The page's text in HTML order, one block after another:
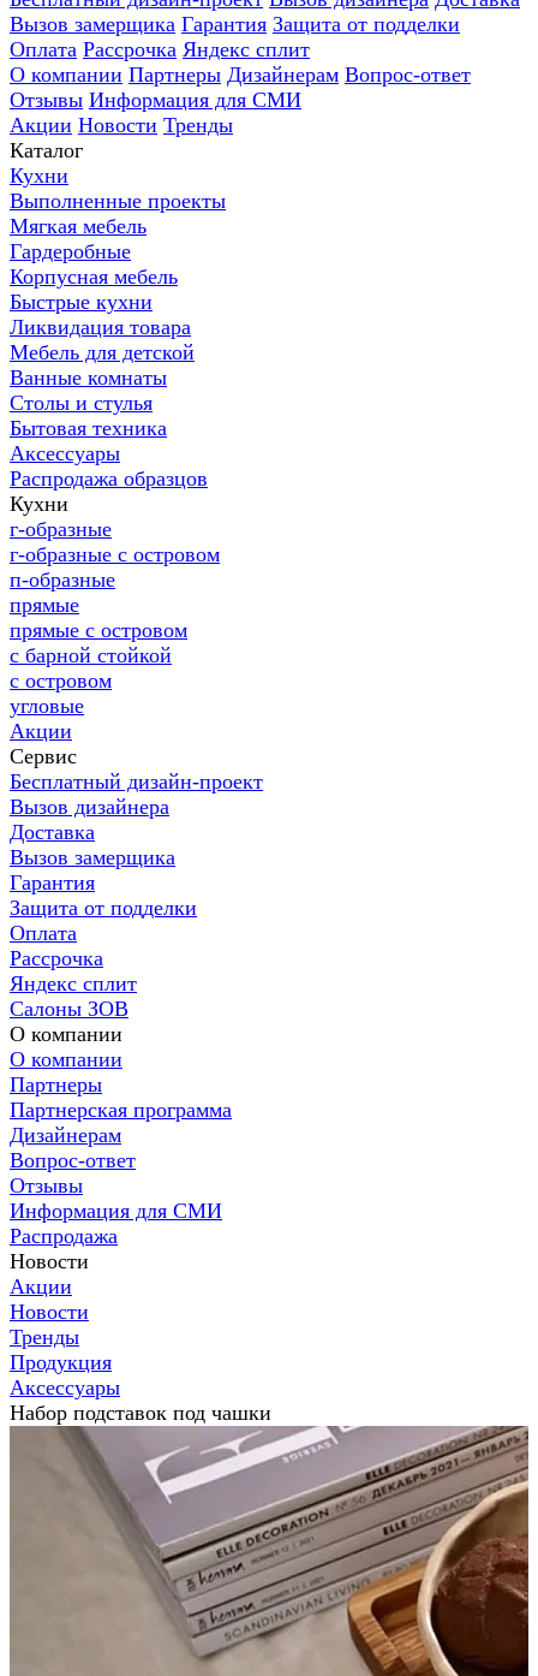
Вызов замерщика Гарантия Защита от подделки
Оплата Рассрочка Яндекс сплит
О компании Партнеры Дизайнерам Вопрос-ответ
Отзывы Информация для СМИ
Акции Новости Тренды
Каталог
Кухни
Выполненные проекты
Мягкая мебель
Гардеробные
Корпусная мебель
Быстрые кухни
Ликвидация товара
Мебель для детской
Ванные комнаты
Столы и стулья
Бытовая техника
Аксессуары
Распродажа образцов
Кухни
г-образные
г-образные с островом
п-образные
прямые
прямые с островом
с барной стойкой
с островом
угловые
Акции
Сервис
Бесплатный дизайн-проект
Вызов дизайнера
Доставка
Вызов замерщика
Гарантия
Защита от подделки
Оплата
Рассрочка
Яндекс сплит
Салоны ЗОВ
О компании
О компании
Партнеры
Партнерская программа
Дизайнерам
Вопрос-ответ
Отзывы
Информация для СМИ
Распродажа
Новости
Акции
Новости
Тренды
Продукция
Аксессуары
Набор подставок под чашки